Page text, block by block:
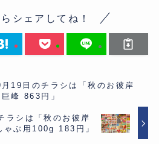
シェアしてね！
19日のチラシは「秋のお彼岸
峰 863円」
ラシは「秋のお彼岸
ゃぶ用100g 183円」